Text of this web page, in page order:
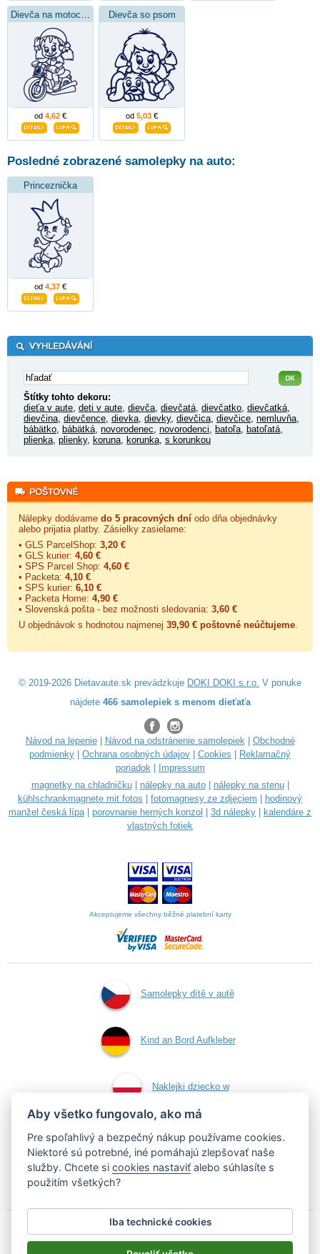
Dievča na motocykli
od 4,62 €
Dievča so psom
od 5,03 €
Posledné zobrazené samolepky na auto:
Princeznička
od 4,37 €
Štítky tohto dekoru:
dieťa v aute, deti v aute, dievča, dievčatá, dievčatko, dievčatká,
dievčina, dievčence, dievka, dievky, dievčica, dievčice, nemluvňa,
bábätko, bábätká, novorodenec, novorodenci, batoľa, batoľatá,
plienka, plienky, koruna, korunka, s korunkou
Nálepky dodávame do 5 pracovných dní odo dňa objednávky
alebo prijatia platby. Zásielky zasielame:
• GLS ParcelShop: 3,20 €
• GLS kurier: 4,60 €
• SPS Parcel Shop: 4,60 €
• Packeta: 4,10 €
• SPS kurier: 6,10 €
• Packeta Home: 4,90 €
• Slovenská pošta - bez možnosti sledovania: 3,60 €
U objednávok s hodnotou najmenej 39,90 € poštovné neúčtujeme.
© 2019-2026 Dietavaute.sk prevádzkuje DOKI DOKI s.r.o. V ponuke
nájdete 466 samolepiek s menom dieťaťa
Návod na lepenie| Návod na odstránenie samolepiek| Obchodné
podmienky
Ochrana osobných údajov Cookies
Reklamačný
poriadok|
Impressum
magnetky na chladničku| nálepky na auto| nálepky na stenu|
kühlschrankmagnete mit fotos
fotomagnesy ze zdjęciem
hodinový
manžel česká lípa| porovnanie herných konzol 3d nálepky
kalendáre z
vlastných fotiek
Akceptujeme všechny běžné platební karty
Samolepky dítě v autě
Kind an Bord Aufkleber
Naklejki dziecko w
aucie
Podľa zákona o evidencii tržieb je predávajúci povinný vystaviť
kupujúcemu účtenku.
Aby všetko fungovalo, ako má
Pre spoľahlivý a bezpečný nákup používame cookies.
Niektoré sú potrebné, iné pomáhajú zlepšovať naše
služby. Chcete sicookies nastaviť alebo súhlasíte s
použitím všetkých?
Iba technické cookies